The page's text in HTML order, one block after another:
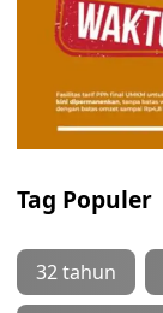
Tag Populer
32 tahun